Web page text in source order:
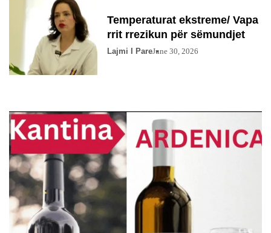
Temperaturat ekstreme/ Vapa
rrit rrezikun për sëmundjet
Lajmi I PareJune 30, 2026